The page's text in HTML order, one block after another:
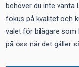
behöver du inte vänta
fokus på kvalitet och
valet för bilägare som
på oss när det gäller